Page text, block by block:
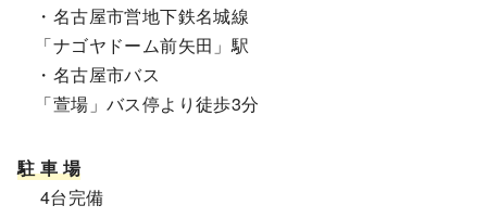
・名古屋市営地下鉄名城線
「ナゴヤドーム前矢田」駅
・名古屋市バス
「萱場」バス停より徒歩3分
駐 車 場
4台完備